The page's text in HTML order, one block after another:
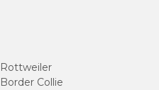
Rottweiler
Border Collie